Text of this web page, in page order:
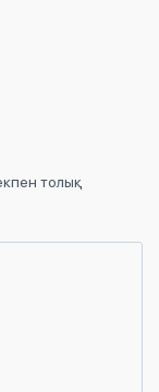
толық